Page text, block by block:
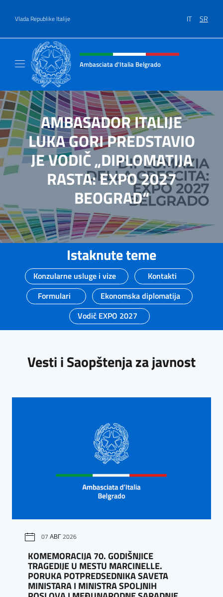
Vlada Republike Italije IT SR
Header, social and menu of site
Ambasciata d'Italia Belgrado
AMBASADOR ITALIJE
LUKA GORI PREDSTAVIO
JE VODIČ „DIPLOMATIJA
RASTA: EXPO 2027
BEOGRAD“
Istaknute teme
Konzularne usluge i vize
Kontakti
Formulari
Ekonomska diplomatija
Vodič EXPO 2027
Vesti i Saopštenja za javnost
07 АВГ 2026
KOMEMORACIJA 70. GODIŠNJICE
TRAGEDIJE U MESTU MARCINELLE.
PORUKA POTPREDSEDNIKA SAVETA
MINISTARA I MINISTRA SPOLJNIH